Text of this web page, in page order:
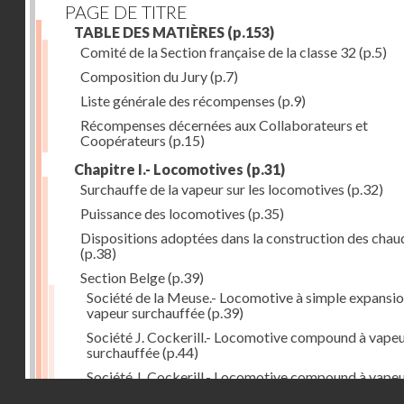
PAGE DE TITRE
TABLE DES MATIÈRES (p.153)
Comité de la Section française de la classe 32 (p.5)
Composition du Jury(p.7)
Liste générale des récompenses (p.9)
Récompenses décernées aux Collaborateurs et
Coopérateurs (p.15)
Chapitre I.- Locomotives (p.31)
Surchauffe de la vapeur sur les locomotives (p.32)
Puissance des locomotives (p.35)
Dispositions adoptées dans la construction des
(p.38)
Section Belge(p.39)
Société de la Meuse.- Locomotive à simple
vapeur surchauffée(p.39)
Société J. Cockerill.- Locomotive compound à
surchauffée(p.44)
Société J. Cockerill.- Locomotive compound à